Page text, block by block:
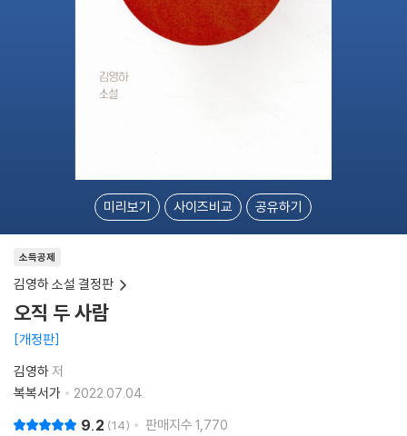
미리보기 사이즈비교 공유하기
소득공제
김영하 소설 결정판
오직 두 사람
개정판
김영하저
복복서가
2022.07.04.
9.2 14 판매지수 1,770